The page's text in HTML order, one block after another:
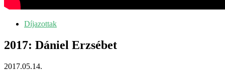
Díjazottak
2017: Dániel Erzsébet
2017.05.14.